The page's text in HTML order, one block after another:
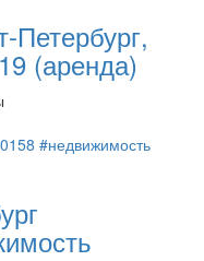
Петербург,
(аренда)